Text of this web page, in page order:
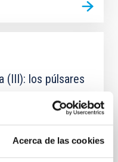
Acerca de las cookies
(III): los púlsares
verdes" 1967 fue
seis días” o
año de la muerte en